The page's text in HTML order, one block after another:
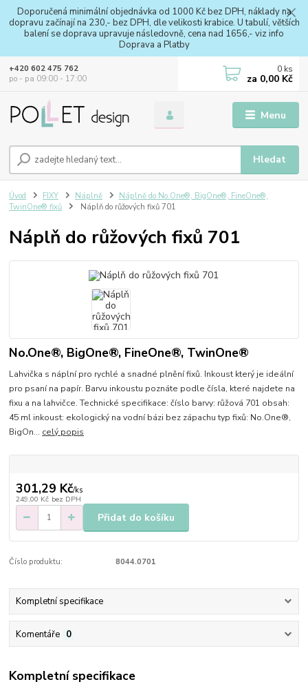
Doporučená minimální objednávka od 1000 Kč bez DPH, náklady na
dopravu začínají na 230,- bez DPH, dle velikosti krabice. U tabulí, větších
balení se doprava upravuje následovně, cena nad 1656,- viz info
Doprava a Platby
Menu
Hledat
+420 602 475 762
po - pa 09:00 - 17:00
0 ks
za 0,00 Kč
Úvod FIXY Náplně
Náplně do No.One®, BigOne®, FineOne®,
TwinOne® fixů
Náplň do růžových fixů 701
Náplň do růžových fixů 701
No.One®, BigOne®, FineOne®, TwinOne®
Lahvička s náplní pro rychlé a snadné plnění fixů. Inkoust který je ideální
pro psaní na papír. Barvu inkoustu poznáte podle čísla, které najdete na
fixu a na lahvičce. Technické specifikace: číslo barvy: růžová 701 obsah:
45 ml inkoust: ekologický na vodní bázi bez zápachu typ fixů: No.One®,
BigOn... celý popis
301,29 Kč/ks
249,00 Kč bez DPH
Přidat do košíku
Číslo produktu: 8044.0701
Kompletní specifikace
Komentáře 0
Kompletní specifikace